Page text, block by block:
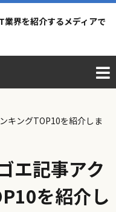
業界を紹介するメディアで
キングTOP10を紹介しま
エ記事アク
を紹介し